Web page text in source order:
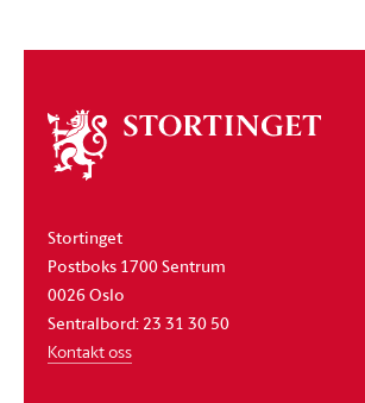
Om
stortinget
Stortinget
Postboks 1700 Sentrum
0026 Oslo
Sentralbord: 23 31 30 50
Kontakt oss